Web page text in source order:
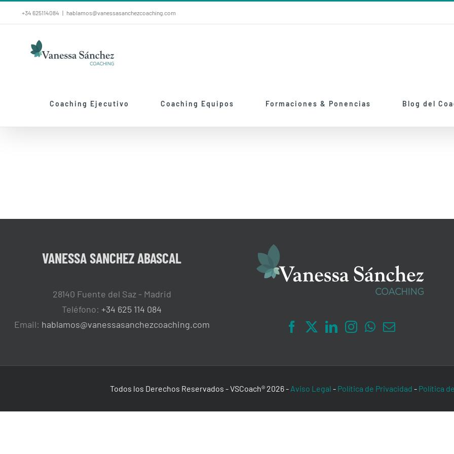
al
contenido
+34 625114084 | hablamos@vanessasanchezcoaching.com
Coaching Ejecutivo Coaching Equipos Formaciones & Ponencias Blog del
VANESSA SANCHEZ ABASCAL
28140 Fuente del Saz - Madrid
Teléfono:+34 625 114 084
Email: hablamos@vanessasanchezcoaching.com
Todos los Derechos Reservados - VSCoach® 2026- Aviso Legal - Política de Privacidad - Política